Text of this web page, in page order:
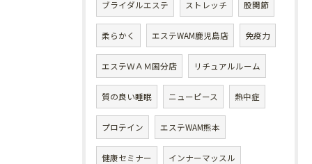
ブライダルエステ ストレッチ 股関節
柔らかく エステWAM鹿児島店 免疫力
エステＷＡＭ国分店 リチュアルルーム
質の良い睡眠 ニューピース 熱中症
プロテイン エステWAM熊本
健康セミナー インナーマッスル